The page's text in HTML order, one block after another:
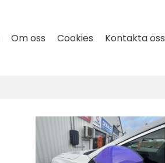
Om oss Cookies Kontakta oss